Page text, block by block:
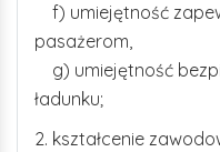
f) umiejętność
pasażerom,
g) umiejętność
ładunku;
2. kształcenie